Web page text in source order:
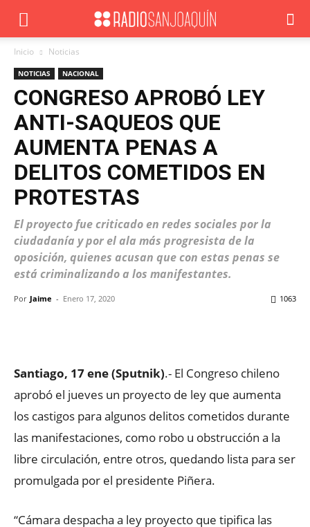
Inicio Noticias
NOTICIAS NACIONAL
CONGRESO APROBÓ LEY
ANTI-SAQUEOS QUE
AUMENTA PENAS A
DELITOS COMETIDOS EN
PROTESTAS
El proyecto fue criticado en redes sociales por la
ciudadanía y por el ala más progresista de la
oposición, quienes acusan que con estas penas se
está criminalizando a los manifestantes.
Por Jaime - Enero 17, 2020 1063
Santiago, 17 ene (Sputnik).- El Congreso chileno
aprobó el jueves un proyecto de ley que aumenta
los castigos para algunos delitos cometidos durante
las manifestaciones, como robo u obstrucción a la
libre circulación, entre otros, quedando lista para ser
promulgada por el presidente Piñera.
“Cámara despacha a ley proyecto que tipifica las